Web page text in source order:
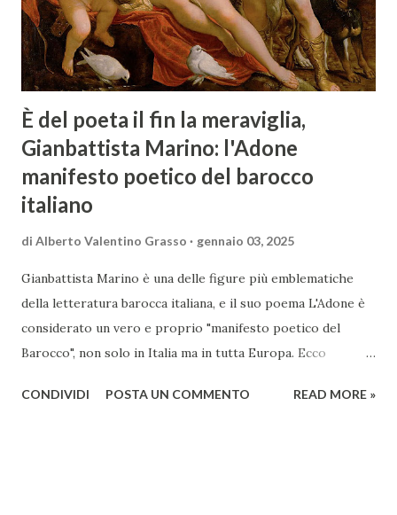
È del poeta il fin la meraviglia,
Gianbattista Marino: l'Adone
manifesto poetico del barocco
italiano
di Alberto Valentino Grasso gennaio 03, 2025
Gianbattista Marino è una delle figure più emblematiche
della letteratura barocca italiana, e il suo poema L'Adone è
considerato un vero e proprio "manifesto poetico del
Barocco", non solo in Italia ma in tutta Europa. Ecco
rendono un'opera fondamentale per il periodo. Marino fu
CONDIVIDI POSTA UN COMMENTO READ MORE »